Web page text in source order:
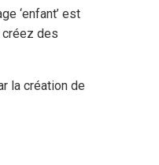
‘enfant’ est
créez des
la création de